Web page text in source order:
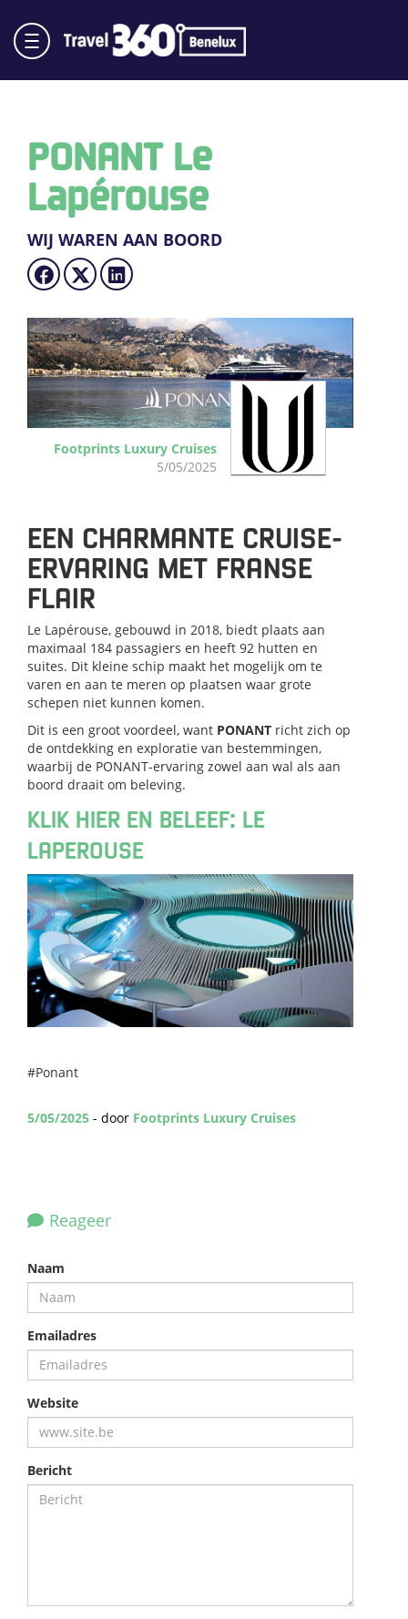
PONANT Le
Lapérouse
WIJ WAREN AAN BOORD
Footprints Luxury Cruises
5/05/2025
EEN CHARMANTE CRUISE-
ERVARING MET FRANSE
FLAIR
Le Lapérouse, gebouwd in 2018, biedt plaats aan
maximaal 184 passagiers en heeft 92 hutten en
suites. Dit kleine schip maakt het mogelijk om te
varen en aan te meren op plaatsen waar grote
schepen niet kunnen komen.
Dit is een groot voordeel, want PONANT richt zich op
de ontdekking en exploratie van bestemmingen,
waarbij de PONANT-ervaring zowel aan wal als aan
boord draait om beleving.
KLIK HIER EN BELEEF: LE
LAPEROUSE
#Ponant
5/05/2025 - door Footprints Luxury Cruises
Reageer
Naam
Emailadres
Website
Bericht